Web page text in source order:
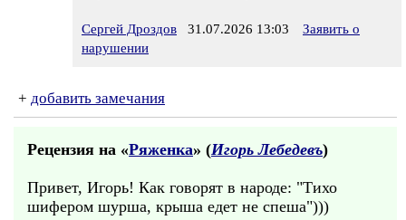
Сергей Дроздов 31.07.2026 13:03
Заявить о
нарушении
+ добавить замечания
Рецензия на «Ряженка» (Игорь Лебедевъ)
Привет, Игорь! Как говорят в народе: "Тихо
шифером шурша, крыша едет не спеша")))